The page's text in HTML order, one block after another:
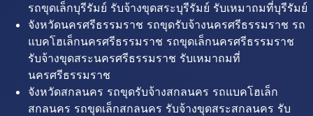
รถขุดเล็กบุรีรัมย์ รับจ้างขุดสระบุรีรัมย์ รับเหมาถมที่บุรีรัมย์
จังหวัดนครศรีธรรมราช รถขุดรับจ้างนครศรีธรรมราช รถ
แบคโฮเล็กนครศรีธรรมราช รถขุดเล็กนครศรีธรรมราช
รับจ้างขุดสระนครศรีธรรมราช รับเหมาถมที่
นครศรีธรรมราช
จังหวัดสกลนคร รถขุดรับจ้างสกลนคร รถแบคโฮเล็ก
สกลนคร รถขุดเล็กสกลนคร รับจ้างขุดสระสกลนคร รับ